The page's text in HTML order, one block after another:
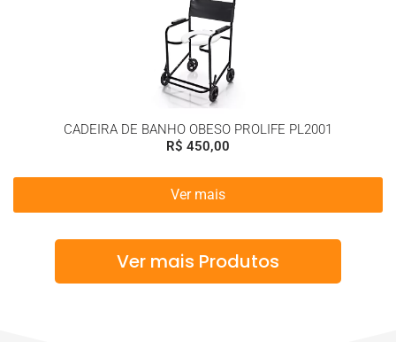
CADEIRA DE BANHO OBESO PROLIFE PL2001
R$ 450,00
Ver mais
Ver mais Produtos